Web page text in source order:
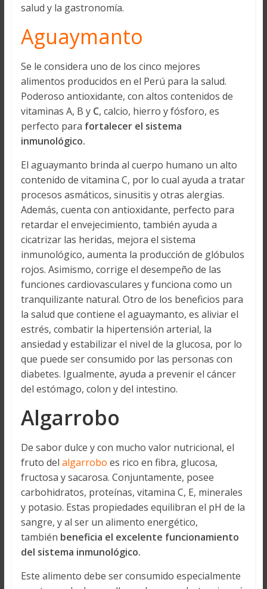
salud y la gastronomía.
Aguaymanto
Se le considera uno de los cinco mejores
alimentos producidos en el Perú para la salud.
Poderoso antioxidante, con altos contenidos de
vitaminas A, B yC, calcio, hierro y fósforo, es
perfecto para fortalecer el sistema
inmunológico.
El aguaymanto brinda al cuerpo humano un alto
contenido de vitamina C, por lo cual ayuda a tratar
procesos asmáticos, sinusitis y otras alergias.
Además, cuenta con antioxidante, perfecto para
retardar el envejecimiento, también ayuda a
cicatrizar las heridas, mejora el sistema
inmunológico, aumenta la producción de glóbulos
rojos. Asimismo, corrige el desempeño de las
funciones cardiovasculares y funciona como un
tranquilizante natural. Otro de los beneficios para
la salud que contiene el aguaymanto, es aliviar el
estrés, combatir la hipertensión arterial, la
ansiedad y estabilizar el nivel de la glucosa, por lo
que puede ser consumido por las personas con
diabetes. Igualmente, ayuda a prevenir el cáncer
del estómago, colon y del intestino.
Algarrobo
De sabor dulce y con mucho valor nutricional, el
fruto del algarrobo es rico en fibra, glucosa,
fructosa y sacarosa. Conjuntamente, posee
carbohidratos, proteínas, vitamina C, E, minerales
y potasio. Estas propiedades equilibran el pH de la
sangre, y al ser un alimento energético,
también beneficia el excelente funcionamiento
del sistema inmunológico.
Este alimento debe ser consumido especialmente